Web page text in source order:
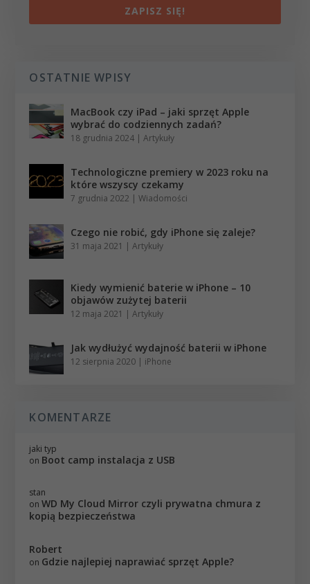
ZAPISZ SIĘ!
OSTATNIE WPISY
MacBook czy iPad – jaki sprzęt Apple
wybrać do codziennych zadań?
18 grudnia 2024 |Artykuły
Technologiczne premiery w 2023 roku na
które wszyscy czekamy
7 grudnia 2022 |Wiadomości
Czego nie robić, gdy iPhone się zaleje?
31 maja 2021 |Artykuły
Kiedy wymienić baterie w iPhone – 10
objawów zużytej baterii
12 maja 2021 |Artykuły
Jak wydłużyć wydajność baterii w iPhone
12 sierpnia 2020 | iPhone
KOMENTARZE
jaki typ
on Boot camp instalacja z USB
stan
onWD My Cloud Mirror czyli prywatna chmura z
kopią bezpieczeństwa
Robert
on Gdzie najlepiej naprawiać sprzęt Apple?